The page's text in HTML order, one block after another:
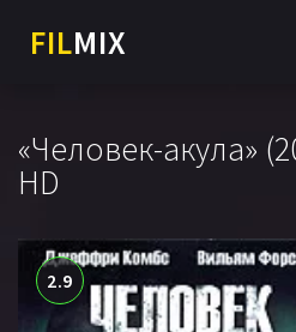
FILMIX
«Человек-акула»
HD
2.9